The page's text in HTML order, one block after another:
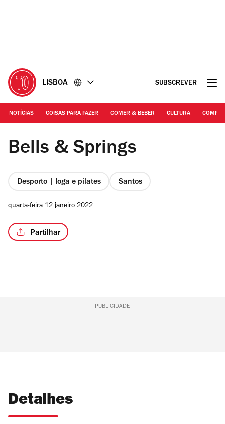
LISBOA SUBSCREVER
NOTÍCIAS COISAS PARA FAZER COMER & BEBER CULTURA
DR
Bells & Springs
Desporto | Ioga e pilates Santos
quarta-feira 12 janeiro 2022
Partilhar
PUBLICIDADE
Detalhes